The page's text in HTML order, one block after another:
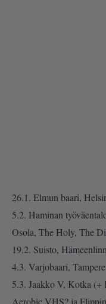
26.1. Elmun baari,
5.2. Haminan
Osola, The Holy, The
19.2. Suisto,
4.3. Varjobaari, Tampere
5.3. Jaakko V, Kotka (+
Aerobic VHS? ja